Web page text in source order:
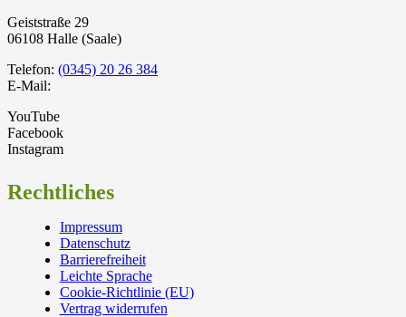
Geiststraße 29
06108 Halle (Saale)
Telefon: (0345) 20 26 384
E-Mail:
YouTube
Facebook
Instagram
Rechtliches
Impressum
Datenschutz
Barrierefreiheit
Leichte Sprache
Cookie-Richtlinie (EU)
Vertrag widerrufen